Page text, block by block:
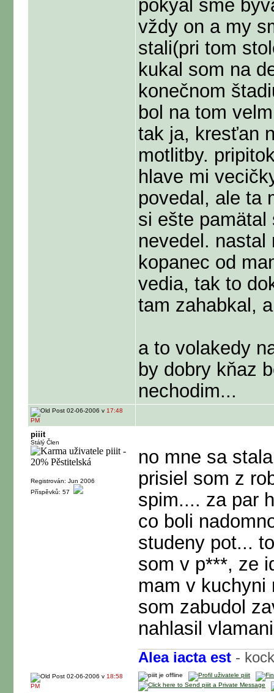
pokyal sme
vždy on a my
stali(pri tom
kukal som na
konečnom
bol na tom
tak ja, kresťan
motlitby.
hlave mi
povedal, ale ta
si ešte
nevedel.
kopanec od
vedia, tak to
tam zahabkal,
a to volakedy
by dobry kňaz
nechodim...
02-06-2006 v 17:48
PM
piiit
Stálý Člen
Registrován: Jun 2006
Příspěvků: 57
no mne sa
prisiel som z
spim.... za par
co boli
studeny pot...
som v p***, ze
mam v kuchyni
som zabudol
nahlasil
Alea iacta est -
02-06-2006 v 18:58
PM